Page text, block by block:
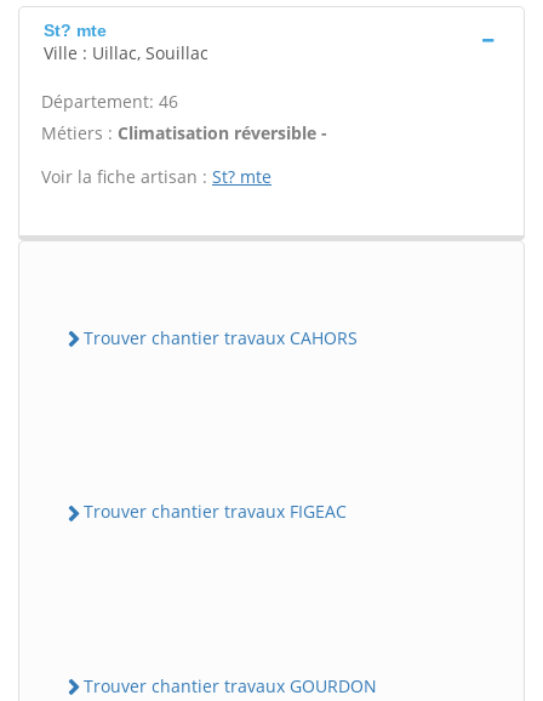
St? mte
Ville : Uillac, Souillac
Département: 46
Métiers : Climatisation réversible -
Voir la fiche artisan : St? mte
Trouver chantier travaux CAHORS
Trouver chantier travaux FIGEAC
Trouver chantier travaux GOURDON